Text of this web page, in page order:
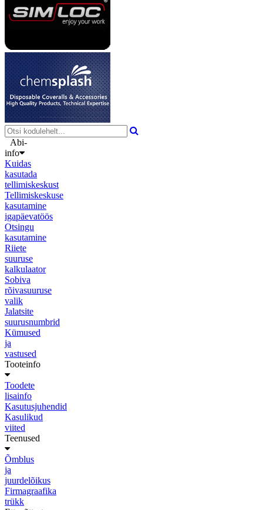
Abi-
info
Kuidas
kasutada
tellimiskeskust
Tellimiskeskuse
kasutamine
igapäevatöös
Otsingu
kasutamine
Riiete
suuruse
kalkulaator
Sobiva
rõivasuuruse
valik
Jalatsite
suurusnumbrid
Kümused
ja
vastused
Tooteinfo
Toodete
lisainfo
Kasutusjuhendid
Kasulikud
viited
Teenused
Õmblus
ja
juurdelõikus
Firmagraafika
trükk